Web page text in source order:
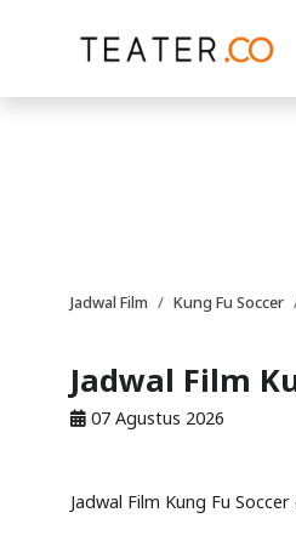
Jadwal Film Kung Fu Soccer
Jadwal Film
07 Agustus 2026
Jadwal Film Kung Fu